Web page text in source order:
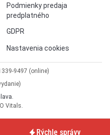
Podmienky predaja
predplatného
GDPR
Nastavenia cookies
9497 (online)
Vitals.
Rýchle správy